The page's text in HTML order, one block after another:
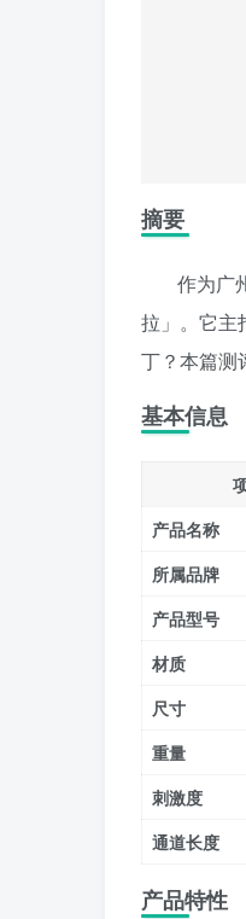
摘要
作为广
拉」。它主
丁？本篇测
基本信息
产品名称
所属品牌
产品型号
材质
尺寸
重量
刺激度
通道长度
产品特性